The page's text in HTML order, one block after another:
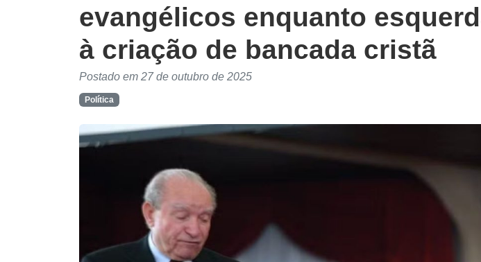
evangélicos enquanto
à criação de bancada cristã
Postado em 27 de outubro de 2025
Política